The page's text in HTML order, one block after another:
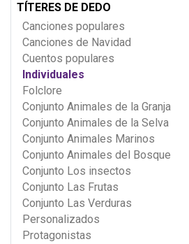
TÍTERES DE DEDO
Canciones populares
Canciones de Navidad
Cuentos populares
Individuales
Folclore
Conjunto Animales de la Granja
Conjunto Animales de la Selva
Conjunto Animales Marinos
Conjunto Animales del Bosque
Conjunto Los insectos
Conjunto Las Frutas
Conjunto Las Verduras
Personalizados
Protagonistas